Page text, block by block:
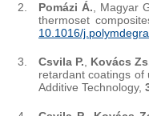
Pomázi Á. , Magyar
thermoset
10.1016/
Csvila P.
Kovács
retardant coatings of
Additive Technology,